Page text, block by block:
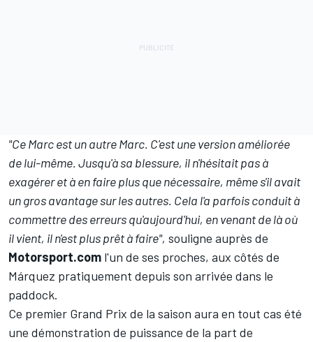
"Ce Marc est un autre Marc. C'est une version améliorée
de lui-même. Jusqu'à sa blessure, il n'hésitait pas à
exagérer et à en faire plus que nécessaire, même s'il avait
un gros avantage sur les autres. Cela l'a parfois conduit à
commettre des erreurs qu'aujourd'hui, en venant de là où
il vient, il n'est plus prêt à faire", souligne auprès de
Motorsport.com l'un de ses proches, aux côtés de
Márquez pratiquement depuis son arrivée dans le
paddock.
Ce premier Grand Prix de la saison aura en tout cas été
une démonstration de puissance de la part de